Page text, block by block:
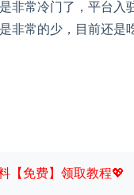
非常冷门了，平台入
非常的少，目前还是
【免费】领取教程💖